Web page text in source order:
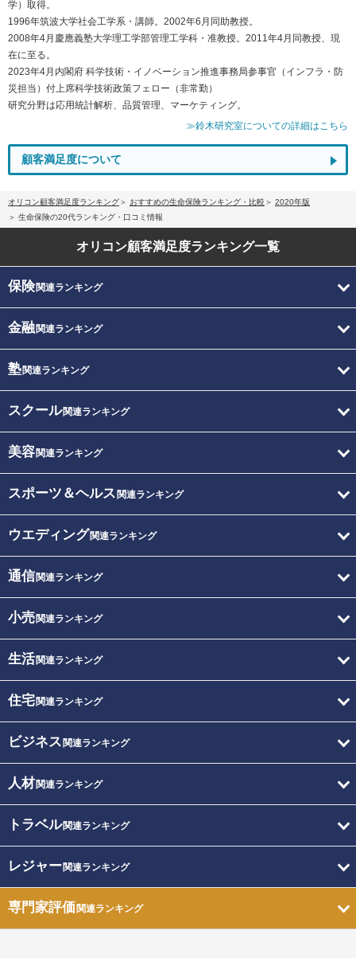
学）取得。
1996年筑波大学社会工学系・講師。2002年6月同助教授。
2008年4月慶應義塾大学理工学部管理工学科・准教授。2011年4月同教授、現
在に至る。
2023年4月内閣府 科学技術・イノベーション推進事務局参事官（インフラ・防
災担当）付上席科学技術政策フェロー（非常勤）
研究分野は応用統計解析、品質管理、マーケティング。
≫鈴木研究室についての詳細はこちら
顧客満足度について
オリコン顧客満足度ランキング おすすめの生命保険ランキング・比較
2020年版
生命保険の20代ランキング・口コミ情報
オリコン顧客満足度ランキング一覧
保険関連ランキング
金融関連ランキング
塾関連ランキング
スクール関連ランキング
美容関連ランキング
スポーツ＆ヘルス 関連ランキング
ウエディング関連ランキング
通信関連ランキング
小売関連ランキング
生活関連ランキング
住宅関連ランキング
ビジネス 関連ランキング
人材関連ランキング
トラベル関連ランキング
レジャー関連ランキング
専門家評価関連ランキング